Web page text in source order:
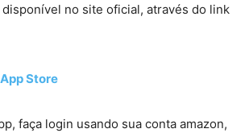
disponível no site oficial, através do link
Store
faça login usando sua conta amazon,